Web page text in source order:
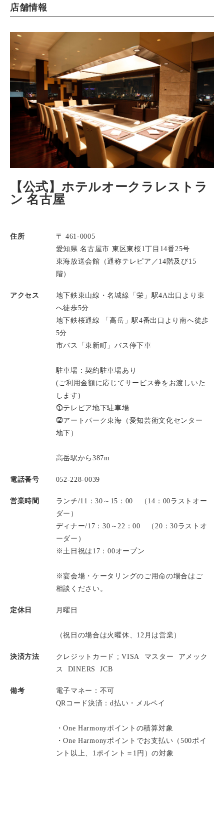
店舗情報
【公式】ホテルオークラレストラ
ン 名古屋
住所
〒 461-0005
愛知県 名古屋市 東区東桜1丁目14番25号
東海放送会館（通称テレピア／14階及び15
階）
アクセス
地下鉄東山線・名城線「栄」駅4A出口より東
へ徒歩5分
地下鉄桜通線 「高岳」駅4番出口より南へ徒歩
5分
市バス「東新町」バス停下車
駐車場：契約駐車場あり
(ご利用金額に応じてサービス券をお渡しいた
します)
⓵テレピア地下駐車場
⓶アートパーク東海（愛知芸術文化センター
地下）
高岳駅から387m
電話番号 052-228-0039
営業時間
ランチ/11：30～15：00 （14：00ラストオー
ダー）
ディナー/17：30～22：00 （20：30ラストオ
ーダー）
※土日祝は17：00オープン
※宴会場・ケータリングのご用命の場合はご
相談ください。
定休日 月曜日
（祝日の場合は火曜休、12月は営業）
決済方法 クレジットカード ; VISA マスター
アメック
ス
DINERS JCB
備考
電子マネー：不可
QRコード決済：d払い・メルペイ
・One Harmonyポイントの積算対象
・One Harmonyポイントでお支払い（500ポイ
ント以上、1ポイント＝1円）の対象